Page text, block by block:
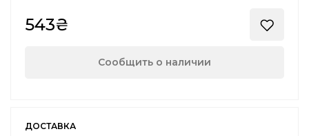
543₴
Сообщить о наличии
ДОСТАВКА